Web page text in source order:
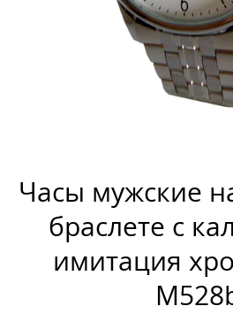
Часы мужские
браслете с
имитация